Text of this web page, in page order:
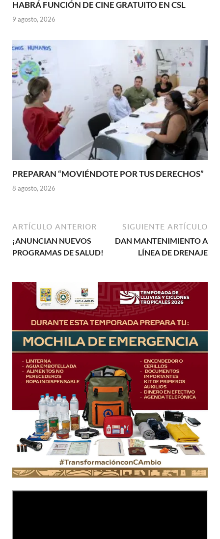
HABRÁ FUNCIÓN DE CINE GRATUITO EN CSL
9 agosto, 2026
PREPARAN “MOVIÉNDOTE POR TUS DERECHOS”
8 agosto, 2026
ARTÍCULO ANTERIOR
¡ANUNCIAN NUEVOS
PROGRAMAS DE SALUD!
SIGUIENTE ARTÍCULO
DAN MANTENIMIENTO A
LÍNEA DE DRENAJE